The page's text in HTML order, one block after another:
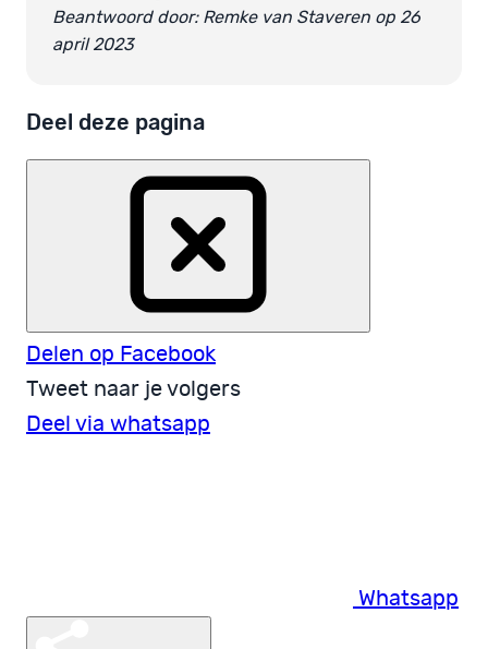
Beantwoord door: Remke van Staveren op 26
april 2023
Deel deze pagina
Delen op Facebook
Tweet naar je volgers
Deel via whatsapp
Whatsapp